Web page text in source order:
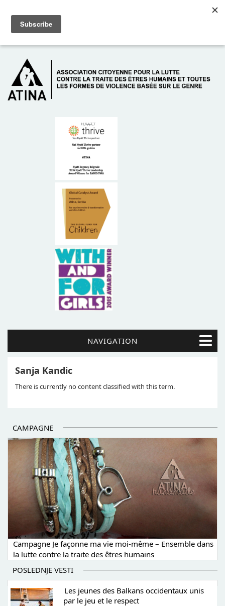
À PROPOS DE NOUS
NAVIGATION
Sanja Kandic
There is currently no content classified with this term.
CAMPAGNE
Campagne Je façonne ma vie moi-même – Ensemble dans
la lutte contre la traite des êtres humains
POSLEDNJE VESTI
Les jeunes des Balkans occidentaux unis
par le jeu et le respect